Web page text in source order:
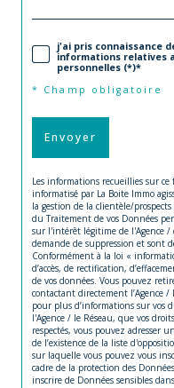
j'ai pris connaissance
informations relatives
personnelles (*)*
* Champ obligatoire
Envoyer
Les informations recueillies sur
informatisé par La Boite Immo
la gestion de la clientèle/
du Traitement de vos Données
sur l'intérêt légitime de l'Agence /
demande de suppression et sont
Conformément à la loi «
d’accès, de rectification,
de vos données. Vous pouvez
contactant directement l’Agence /
pour plus d’informations sur vos
l'Agence / le Réseau, que vos
respectés, vous pouvez adresser
de l’existence de la liste
sur laquelle vous pouvez vous
cadre de la protection des
inscrire de Données sensibles